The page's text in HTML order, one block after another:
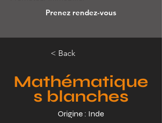
Prenez rendez-vous
Leuvensesteenweg 526 / 1930 Zaventem
< Back
Mathématique
s blanches
Origine : Inde